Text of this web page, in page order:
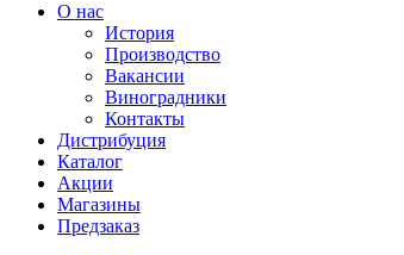
О нас
История
Производство
Вакансии
Виноградники
Контакты
Дистрибуция
Каталог
Акции
Магазины
Предзаказ